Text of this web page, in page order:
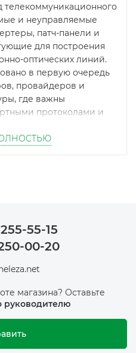
и неуправляемые
патч-панели и
для построения
оптических линий.
в первую очередь
провайдеров и
где важны
протоколами и
и
55-15
00-20
магазина? Оставьте
руководителю